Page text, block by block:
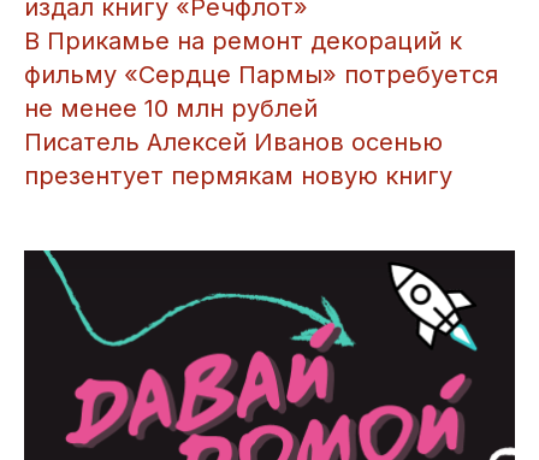
издал книгу «Речфлот»
В Прикамье на ремонт декораций к
фильму «Сердце Пармы» потребуется
не менее 10 млн рублей
Писатель Алексей Иванов осенью
презентует пермякам новую книгу